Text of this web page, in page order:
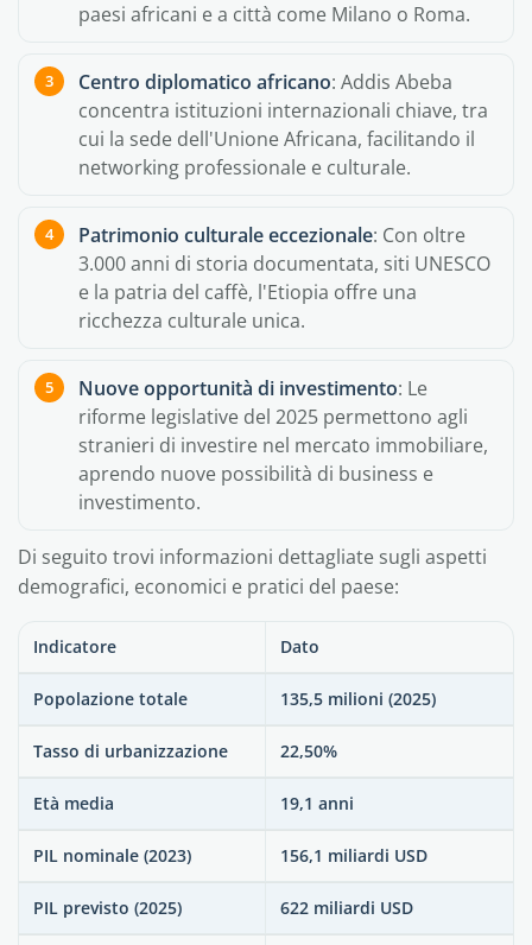
paesi africani e a città come Milano o Roma.
Centro diplomatico africano: Addis Abeba
concentra istituzioni internazionali chiave, tra
cui la sede dell'Unione Africana, facilitando il
networking professionale e culturale.
Patrimonio culturale eccezionale: Con oltre
3.000 anni di storia documentata, siti UNESCO
e la patria del caffè, l'Etiopia offre una
ricchezza culturale unica.
Nuove opportunità di investimento: Le
riforme legislative del 2025 permettono agli
stranieri di investire nel mercato immobiliare,
aprendo nuove possibilità di business e
investimento.
Di seguito trovi informazioni dettagliate sugli aspetti
demografici, economici e pratici del paese:
Indicatore Dato
Popolazione totale 135,5 milioni (2025)
Tasso di urbanizzazione 22,50%
Età media 19,1 anni
PIL nominale (2023) 156,1 miliardi USD
PIL previsto (2025) 622 miliardi USD